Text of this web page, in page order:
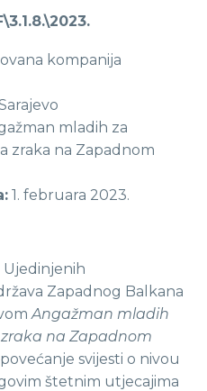
3.1 .8.\2023.
kompanija
mladih za
zraka na Zapadnom
1. februara 2023.
Zapadnog Balkana
Angažman mladih
na Zapadnom
svijesti o nivou
štetnim utjecajima